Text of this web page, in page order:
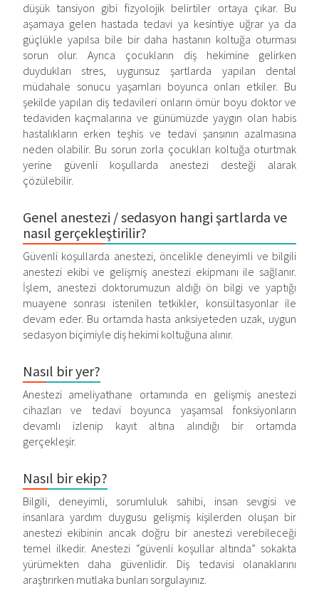
düşük tansiyon gibi fizyolojik belirtiler ortaya çıkar. Bu
aşamaya gelen hastada tedavi ya kesintiye uğrar ya da
güçlükle yapılsa bile bir daha hastanın koltuğa oturması
sorun olur. Ayrıca çocukların diş hekimine gelirken
duydukları stres, uygunsuz şartlarda yapılan dental
müdahale sonucu yaşamları boyunca onları etkiler. Bu
şekilde yapılan diş tedavileri onların ömür boyu doktor ve
tedaviden kaçmalarına ve günümüzde yaygın olan habis
hastalıkların erken teşhis ve tedavi şansının azalmasına
neden olabilir. Bu sorun zorla çocukları koltuğa oturtmak
yerine güvenli koşullarda anestezi desteği alarak
çözülebilir.
Genel anestezi / sedasyon hangi şartlarda ve
nasıl gerçekleştirilir?
Güvenli koşullarda anestezi, öncelikle deneyimli ve bilgili
anestezi ekibi ve gelişmiş anestezi ekipmanı ile sağlanır.
İşlem, anestezi doktorumuzun aldığı ön bilgi ve yaptığı
muayene sonrası istenilen tetkikler, konsültasyonlar ile
devam eder. Bu ortamda hasta anksiyeteden uzak, uygun
sedasyon biçimiyle diş hekimi koltuğuna alınır.
Nasıl bir yer?
Anestezi ameliyathane ortamında en gelişmiş anestezi
cihazları ve tedavi boyunca yaşamsal fonksiyonların
devamlı izlenip kayıt altına alındığı bir ortamda
gerçekleşir.
Nasıl bir ekip?
Bilgili, deneyimli, sorumluluk sahibi, insan sevgisi ve
insanlara yardım duygusu gelişmiş kişilerden oluşan bir
anestezi ekibinin ancak doğru bir anestezi verebileceği
temel ilkedir. Anestezi “güvenli koşullar altında” sokakta
yürümekten daha güvenlidir. Diş tedavisi olanaklarını
araştırırken mutlaka bunları sorgulayınız.